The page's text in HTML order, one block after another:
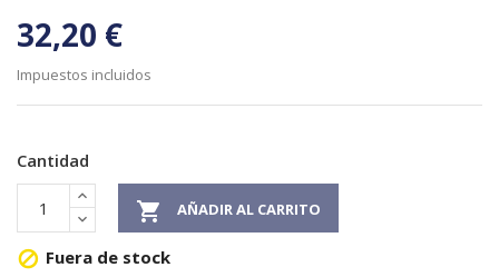
32,20 €
Impuestos incluidos
Cantidad
 AÑADIR AL CARRITO
 Fuera de stock